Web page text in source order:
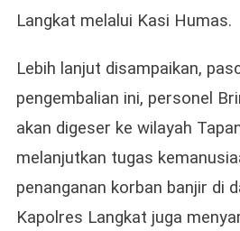
Langkat melalui Kasi Humas.
Lebih lanjut disampaikan,
pengembalian ini, personel
akan digeser ke wilayah
melanjutkan tugas
penanganan korban banjir di
Kapolres Langkat juga